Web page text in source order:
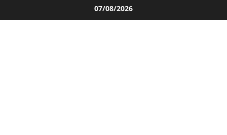
al
07/08/2026